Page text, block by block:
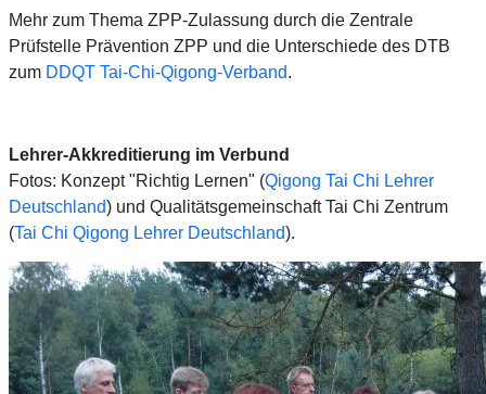
Mehr zum Thema ZPP-Zulassung durch die Zentrale
Prüfstelle Prävention ZPP und die Unterschiede des DTB
zum DDQT Tai-Chi-Qigong-Verband.
Lehrer-Akkreditierung im Verbund
Fotos: Konzept "Richtig Lernen" (Qigong Tai Chi Lehrer
Deutschland) und Qualitätsgemeinschaft Tai Chi Zentrum
(Tai Chi Qigong Lehrer Deutschland).